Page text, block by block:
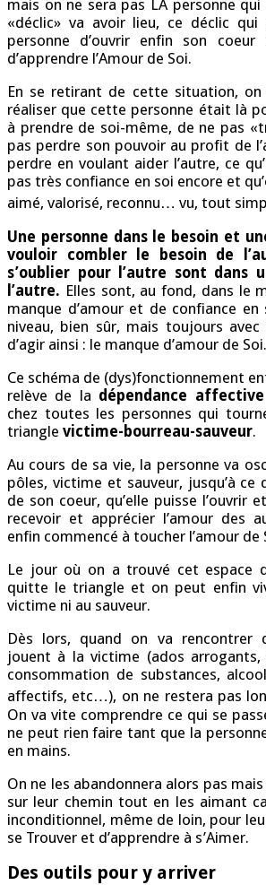
mais on ne sera pas LA personne
«déclic» va avoir lieu, ce déclic
personne d’ouvrir enfin son
d’apprendre l’Amour de Soi.
En se retirant de cette situation, on
réaliser que cette personne était là
à prendre de soi-même, de ne pas
pas perdre son pouvoir au profit de
perdre en voulant aider l’autre, ce
pas très confiance en soi encore et
aimé, valorisé, reconnu… vu, tout
Une personne dans le besoin et
vouloir combler le besoin de
s’oublier pour l’autre sont dans
l’autre. Elles sont, au fond, dans le
manque d’amour et de confiance en
niveau, bien sûr, mais toujours avec
d’agir ainsi : le manque d’amour de Soi.
Ce schéma de (dys)fonctionnement
relève de la dépendance affective
chez toutes les personnes qui
triangle victime-bourreau-sauveur.
Au cours de sa vie, la personne va
pôles, victime et sauveur, jusqu’à ce
de son coeur, qu’elle puisse l’ouvrir
recevoir et apprécier l’amour des
enfin commencé à toucher l’amour de
Le jour où on a trouvé cet espace
quitte le triangle et on peut enfin
victime ni au sauveur.
Dès lors, quand on va rencontrer
jouent à la victime (ados arrogants,
consommation de substances,
affectifs, etc…), on ne restera pas
On va vite comprendre ce qui se
ne peut rien faire tant que la
en mains.
On ne les abandonnera alors pas
sur leur chemin tout en les aimant
inconditionnel, même de loin, pour
se Trouver et d’apprendre à s’Aimer.
Des outils pour y arriver